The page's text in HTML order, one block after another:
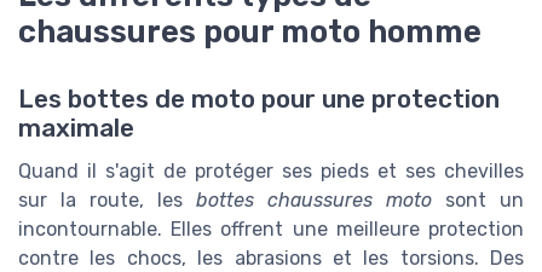
chaussures pour moto homme
Les bottes de moto pour une protection
maximale
Quand il s'agit de protéger ses pieds et ses chevilles
sur la route, les bottes chaussures moto sont un
incontournable. Elles offrent une meilleure protection
contre les chocs, les abrasions et les torsions. Des